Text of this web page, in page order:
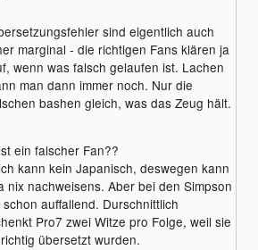
sind eigentlich auch
marginal - die richtigen Fans klären ja
wenn was falsch gelaufen ist. Lachen
man dann immer noch. Nur die
bashen gleich, was das Zeug hält.
ein falscher Fan??
kann kein Japanisch, deswegen kann
nix nachweisens. Aber bei den Simpson
auffallend. Durschnittlich
Pro7 zwei Witze pro Folge, weil sie
übersetzt wurden.